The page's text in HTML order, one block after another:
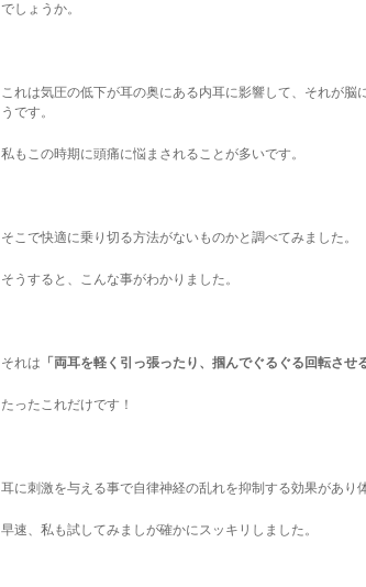
でしょうか。
これは気圧の低下が耳の奥にある内耳に影響して、それが脳
うです。
私もこの時期に頭痛に悩まされることが多いです。
そこで快適に乗り切る方法がないものかと調べてみました。
そうすると、こんな事がわかりました。
それは 「両耳を軽く引っ張ったり、掴んでぐるぐる回転させ
たったこれだけです！
耳に刺激を与える事で自律神経の乱れを抑制する効果があり
早速、私も試してみましが確かにスッキリしました。